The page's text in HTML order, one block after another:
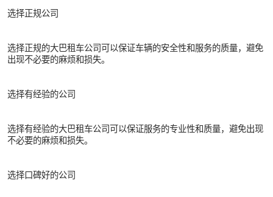
选择正规公司
选择正规的大巴租车公司可以保证车辆的安全性和服务的质量，避免
出现不必要的麻烦和损失。
选择有经验的公司
选择有经验的大巴租车公司可以保证服务的专业性和质量，避免出现
不必要的麻烦和损失。
选择口碑好的公司